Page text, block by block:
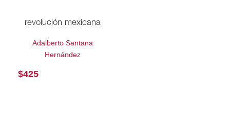
revolución mexicana
Adalberto Santana
Hernández
$425